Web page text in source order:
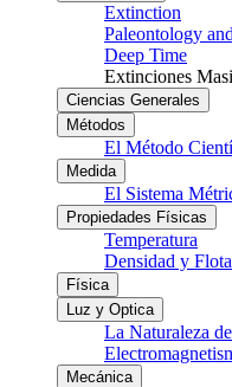
Extinction
Paleontology
Deep Time
Extinciones
Ciencias Generales
Métodos
El Método
Medida
El Sistema
Propiedades Físicas
Temperatura
Densidad y
Física
Luz y Optica
La Naturaleza
Mecánica